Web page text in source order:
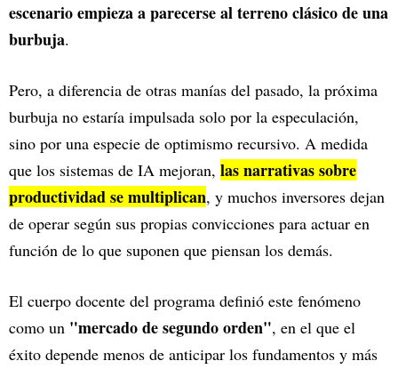
escenario empieza a parecerse al terreno clásico de una
burbuja.
Pero, a diferencia de otras manías del pasado, la próxima
burbuja no estaría impulsada solo por la especulación,
sino por una especie de optimismo recursivo. A medida
que los sistemas de IA mejoran, las narrativas sobre
productividad se multiplican, y muchos inversores dejan
de operar según sus propias convicciones para actuar en
función de lo que suponen que piensan los demás.
El cuerpo docente del programa definió este fenómeno
como un "mercado de segundo orden", en el que el
éxito depende menos de anticipar los fundamentos y más